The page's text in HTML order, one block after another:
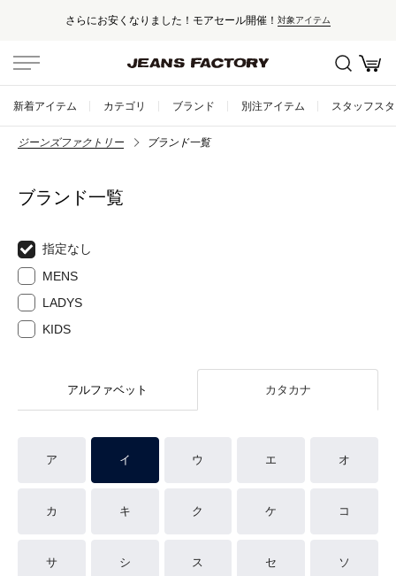
さらにお安くなりました！モアセール開催！ 対象アイテム
新着アイテム カテゴリ ブランド 別注アイテム スタッフス
ジーンズファクトリー ブランド一覧
ブランド一覧
指定なし
MENS
LADYS
KIDS
アルファベット カタカナ
ア イ ウ エ オ
カ キ ク ケ コ
サ シ ス セ ソ